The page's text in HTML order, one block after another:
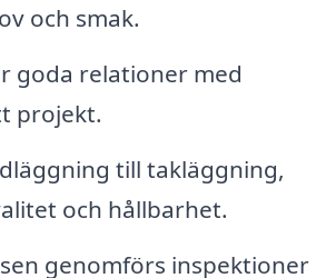
och smak.
goda relationer med
projekt.
till takläggning,
och hållbarhet.
genomförs inspektioner